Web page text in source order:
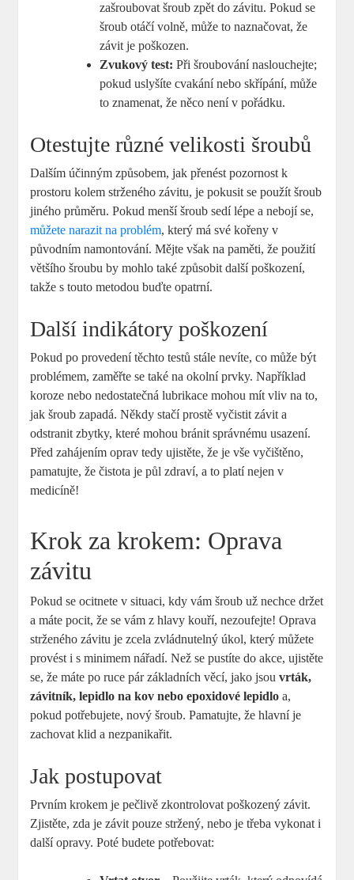
zašroubovat šroub zpět do závitu. Pokud se
šroub otáčí volně, může to naznačovat, že
závit je poškozen.
Zvukový test: Při šroubování naslouchejte;
pokud uslyšíte cvakání nebo skřípání, může
to znamenat, že něco není v pořádku.
Otestujte různé velikosti šroubů
Dalším účinným způsobem, jak přenést pozornost k
prostoru kolem strženého závitu, je pokusit se použít šroub
jiného průměru. Pokud menší šroub sedí lépe a nebojí se,
můžete narazit na problém, který má své kořeny v
původním namontování. Mějte však na paměti, že použití
většího šroubu by mohlo také způsobit další poškození,
takže s touto metodou buďte opatrní.
Další indikátory poškození
Pokud po provedení těchto testů stále nevíte, co může být
problémem, zaměřte se také na okolní prvky. Například
koroze nebo nedostatečná lubrikace mohou mít vliv na to,
jak šroub zapadá. Někdy stačí prostě vyčistit závit a
odstranit zbytky, které mohou bránit správnému usazení.
Před zahájením oprav tedy ujistěte, že je vše vyčištěno,
pamatujte, že čistota je půl zdraví, a to platí nejen v
medicíně!
Krok za krokem: Oprava
závitu
Pokud se ocitnete v situaci, kdy vám šroub už nechce držet
a máte pocit, že se vám z hlavy kouří, nezoufejte! Oprava
strženého závitu je zcela zvládnutelný úkol, který můžete
provést i s minimem nářadí. Než se pustíte do akce, ujistěte
se, že máte po ruce pár základních věcí, jako jsouvrták,
závitník, lepidlo na kov nebo epoxidové lepidlo a,
pokud potřebujete, nový šroub. Pamatujte, že hlavní je
zachovat klid a nezpanikařit.
Jak postupovat
Prvním krokem je pečlivě zkontrolovat poškozený závit.
Zjistěte, zda je závit pouze stržený, nebo je třeba vykonat i
další opravy. Poté budete potřebovat: